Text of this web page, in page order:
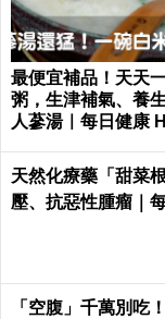
最便宜補品！天天
粥，生津補氣、養
人蔘湯｜每日健康
天然化療藥「甜菜
壓、抗惡性腫瘤｜
「空腹」千萬別吃